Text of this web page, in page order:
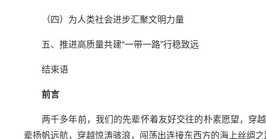
（四）为人类社会进步汇聚文明力量
五、推进高质量共建“一带一路”行稳致远
结束语
前言
两千多年前，我们的先辈怀着友好交往的朴素愿望，穿
辈扬帆远航，穿越惊涛骇浪，闯荡出连接东西方的海上丝绸